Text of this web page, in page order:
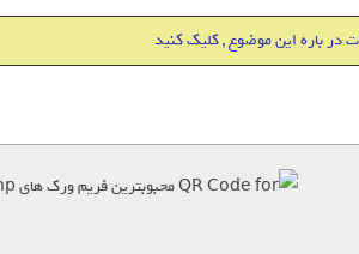
در باره این موضوع , کلیک کنید